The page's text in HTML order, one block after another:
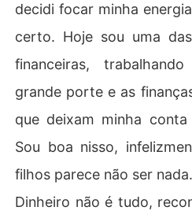
decidi focar minha
certo. Hoje sou uma
financeiras,
grande porte e as
que deixam minha
Sou boa nisso,
filhos parece não ser nada.
Dinheiro não é tudo,